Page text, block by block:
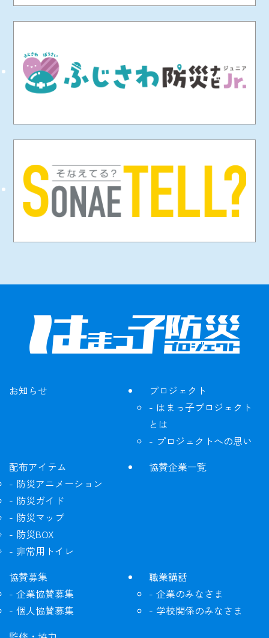
お知らせ
プロジェクト
はまっ子プロジェクト
とは
プロジェクトへの思い
配布アイテム
防災アニメーション
防災ガイド
防災マップ
防災BOX
非常用トイレ
協賛企業一覧
協賛募集
企業協賛募集
個人協賛募集
職業講話
企業のみなさま
学校関係のみなさま